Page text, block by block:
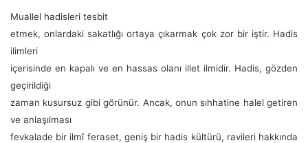
Muallel hadisleri tesbit
etmek, onlardaki sakatlığı ortaya çıkarmak çok zor bir iştir. Hadis
ilimleri
içerisinde en kapalı ve en hassas olanı illet ilmidir. Hadis, gözden
geçirildiği
zaman kusursuz gibi görünür. Ancak, onun sıhhatine halel getiren
ve anlaşılması
fevkalade bir ilmî feraset, geniş bir hadis kültürü, ravileri hakkında